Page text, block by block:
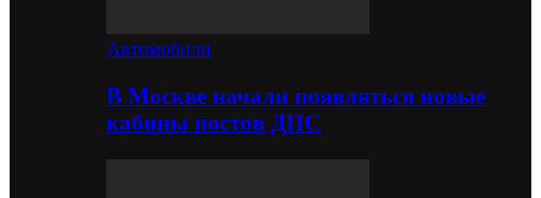
Автомобили
В Москве начали появляться новые
кабины постов ДПС